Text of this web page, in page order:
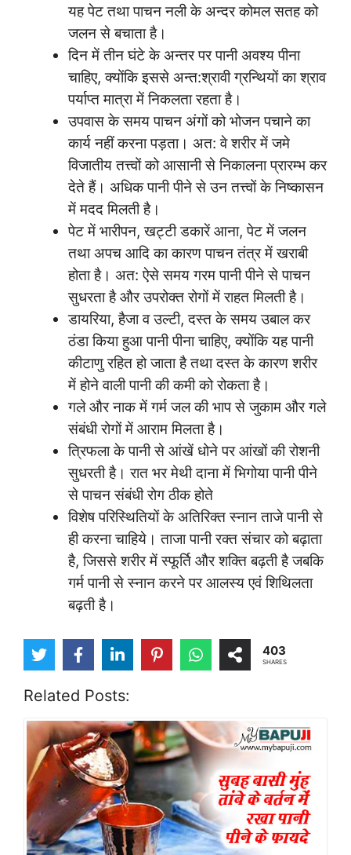
यह पेट तथा पाचन नली के अन्दर कोमल सतह को
जलन से बचाता है।
दिन में तीन घंटे के अन्तर पर पानी अवश्य पीना
चाहिए, क्योंकि इससे अन्त:श्रावी ग्रन्थियों का श्राव
पर्याप्त मात्रा में निकलता रहता है।
उपवास के समय पाचन अंगों को भोजन पचाने का
कार्य नहीं करना पड़ता। अत: वे शरीर में जमे
विजातीय तत्त्वों को आसानी से निकालना प्रारम्भ कर
देते हैं। अधिक पानी पीने से उन तत्त्वों के निष्कासन
में मदद मिलती है।
पेट में भारीपन, खट्टी डकारें आना, पेट में जलन
तथा अपच आदि का कारण पाचन तंत्र में खराबी
होता है। अत: ऐसे समय गरम पानी पीने से पाचन
सुधरता है और उपरोक्त रोगों में राहत मिलती है।
डायरिया, हैजा व उल्टी, दस्त के समय उबाल कर
ठंडा किया हुआ पानी पीना चाहिए, क्योंकि यह पानी
कीटाणु रहित हो जाता है तथा दस्त के कारण शरीर
में होने वाली पानी की कमी को रोकता है।
गले और नाक में गर्म जल की भाप से जुकाम और गले
संबंधी रोगों में आराम मिलता है।
त्रिफला के पानी से आंखें धोने पर आंखों की रोशनी
सुधरती है। रात भर मेथी दाना में भिगोया पानी पीने
से पाचन संबंधी रोग ठीक होते
विशेष परिस्थितियों के अतिरिक्त स्नान ताजे पानी से
ही करना चाहिये। ताजा पानी रक्त संचार को बढ़ाता
है, जिससे शरीर में स्फूर्ति और शक्ति बढ़ती है जबकि
गर्म पानी से स्नान करने पर आलस्य एवं शिथिलता
बढ़ती है।
403
SHARES
Related Posts: